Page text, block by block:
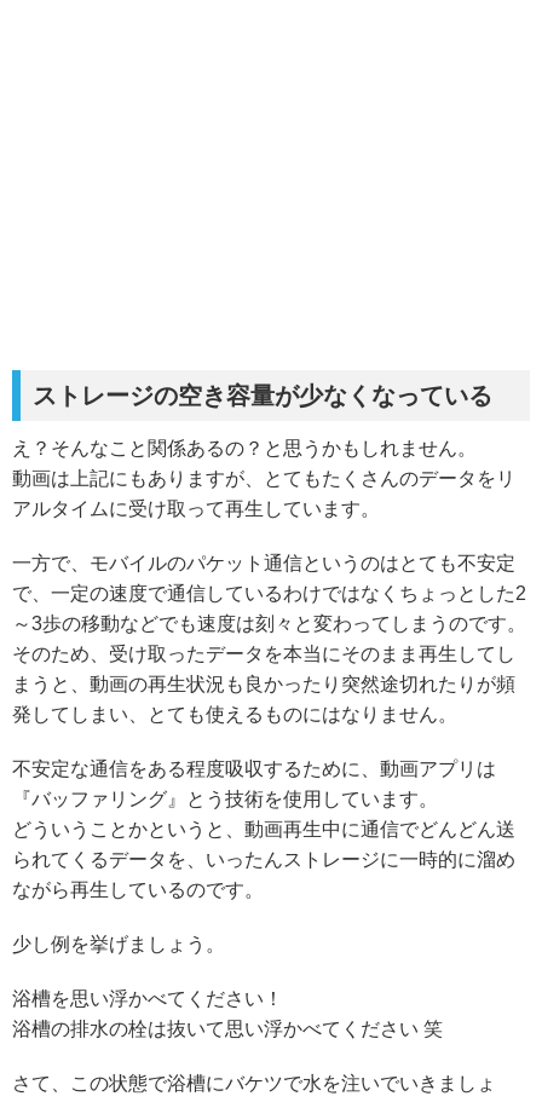
ストレージの空き容量が少なくなっている
え？そんなこと関係あるの？と思うかもしれません。
動画は上記にもありますが、とてもたくさんのデータをリ
アルタイムに受け取って再生しています。
一方で、モバイルのパケット通信というのはとても不安定
で、一定の速度で通信しているわけではなくちょっとした2
～3歩の移動などでも速度は刻々と変わってしまうのです。
そのため、受け取ったデータを本当にそのまま再生してし
まうと、動画の再生状況も良かったり突然途切れたりが頻
発してしまい、とても使えるものにはなりません。
不安定な通信をある程度吸収するために、動画アプリは
『バッファリング』とう技術を使用しています。
どういうことかというと、動画再生中に通信でどんどん送
られてくるデータを、いったんストレージに一時的に溜め
ながら再生しているのです。
少し例を挙げましょう。
浴槽を思い浮かべてください！
浴槽の排水の栓は抜いて思い浮かべてください 笑
さて、この状態で浴槽にバケツで水を注いでいきましょ